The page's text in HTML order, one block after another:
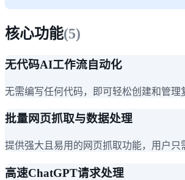
核心功能(5)
无代码AI工作流自动化
无需编写任何代码，即可轻松创建和管
批量网页抓取与数据处理
提供强大且易用的网页抓取功能，用户
高速ChatGPT请求处理